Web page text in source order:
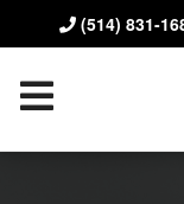
(514) 831-